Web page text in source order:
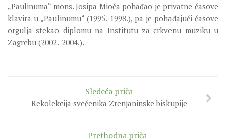
„Paulinuma“ mons. Josipa Mioča pohađao je privatne časove
klavira u „Paulinumu“ (1995.-1998.), pa je pohađajući časove
orgulja stekao diplomu na Institutu za crkvenu muziku u
Zagrebu (2002.-2004.).
Sledeća priča
Rekolekcija svećenika Zrenjaninske biskupije
Prethodna priča